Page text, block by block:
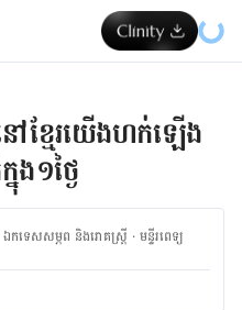
ខ្មែរយើងហក់ឡើង
១ថ្ងៃ
ឯកទេសសម្ភព និងរោគស្ត្រី ·ម​ន្ទីរពេទ្យ